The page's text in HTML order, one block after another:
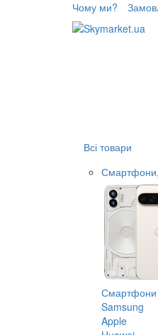
Чому ми?
Всі товари
Смартфони,
Смартфони
Samsung
Apple